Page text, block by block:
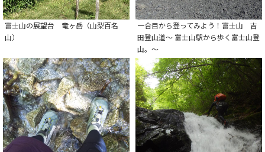
富士山の展望台 竜ヶ岳（山梨百名
山）
一合目から登ってみよう！富士山 吉
田登山道～ 富士山駅から歩く富士山登
山。～